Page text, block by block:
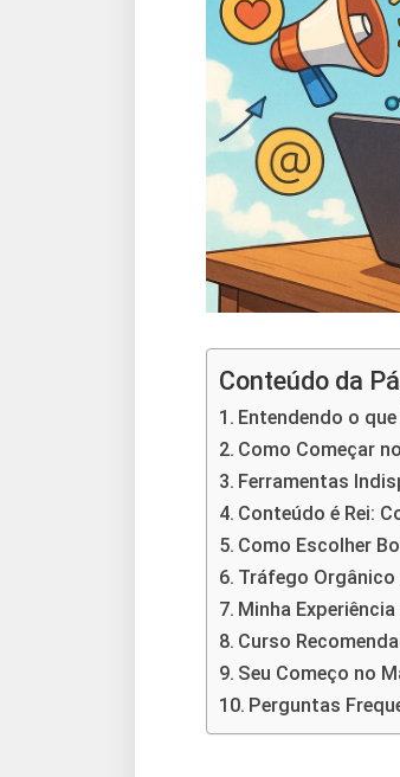
Conteúdo da
Entendendo o
Como Começar
Ferramentas
Conteúdo é Rei:
Como Escolher
Tráfego Orgânico
Minha
Curso
Seu Começo no
Perguntas